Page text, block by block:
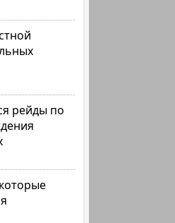
рейды по